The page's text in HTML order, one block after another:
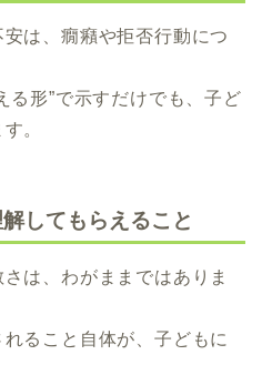
は、癇癪や拒否行動につ
る形”で示すだけでも、子ど
。
してもらえること
は、わがままではありま
ること自体が、子どもに